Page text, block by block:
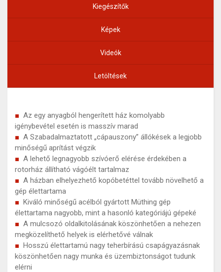
Kiegészítők
Képek
Videók
Letöltések
Az egy anyagból hengerített ház komolyabb
igénybevétel esetén is masszív marad
A Szabadalmaztatott „cápauszony” állókések a legjobb
minőségű aprítást végzik
A lehető legnagyobb szívóerő elérése érdekében a
rotorház állítható vágóélt tartalmaz
A házban elhelyezhető kopóbetéttel tovább növelhető a
gép élettartama
Kiváló minőségű acélból gyártott Müthing gép
élettartama nagyobb, mint a hasonló kategóriájú gépeké
A mulcsozó oldalkitolásának köszönhetően a nehezen
megközelíthető helyek is elérhetővé válnak
Hosszú élettartamú nagy teherbírású csapágyazásnak
köszönhetően nagy munka és üzembiztonságot tudunk
elérni